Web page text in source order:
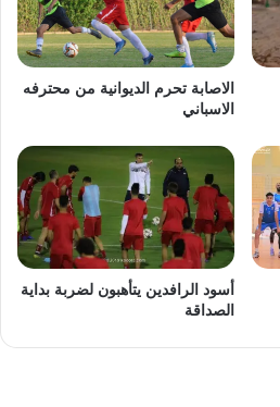
الاصابة تحرم الديوانية من محترفه
الاسباني
أسود الرافدين يتأهبون لضربة بداية
الصداقة